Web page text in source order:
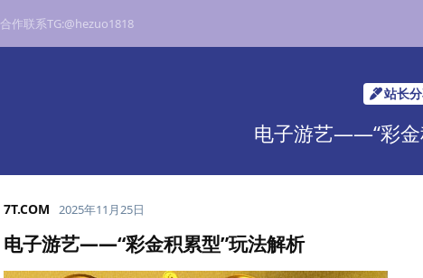
合作联系TG:@hezuo1818
站长
电子游艺——“彩金
7T.​COM 2025年11月25日
电子游艺——“彩金积累型”玩法解析